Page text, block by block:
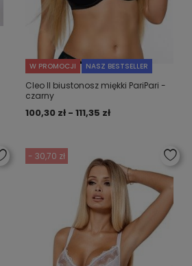
W PROMOCJI NASZ BESTSELLER
Cleo II biustonosz miękki PariPari -
czarny
100,30 zł - 111,35 zł
- 30,70 zł